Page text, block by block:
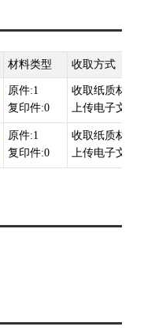
材料类型 收取方式
原件:1
复印件:0
收取纸质材料、
上传电子文件
原件:1
复印件:0
收取纸质材料、
上传电子文件